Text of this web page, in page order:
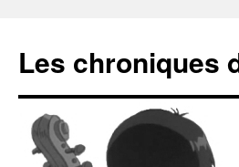
Les chroniques